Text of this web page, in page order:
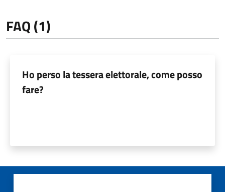
FAQ (1)
Ho perso la tessera elettorale, come posso
fare?